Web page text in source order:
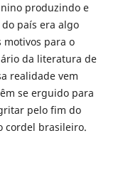
produzindo e
país era algo
motivos para o
da literatura de
realidade vem
se erguido para
pelo fim do
cordel brasileiro.